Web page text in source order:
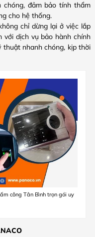
đảm bảo tính thẩm
cho hệ thống.
chỉ dừng lại ở việc lắp
với dịch vụ bảo hành chính
thuật nhanh chóng, kịp thời
công Tân Bình trọn gói uy